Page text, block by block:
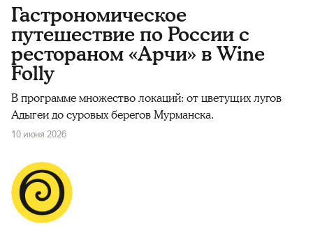
Гастрономическое
путешествие по России с
рестораном «Арчи» в Wine
Folly
В программе множество локаций: от цветущих лугов
Адыгеи до суровых берегов Мурманска.
10 июня 2026